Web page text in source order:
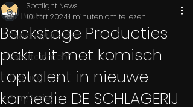
All Posts
Theater/Musical
Entertainment
Casting-Call
Film/Serie
Backstage Producties
pakt uit met komisch
toptalent in nieuwe
komedie DE SCHLAGERIJ
Spotlight News
10 mrt 20241 minuten om te lezen